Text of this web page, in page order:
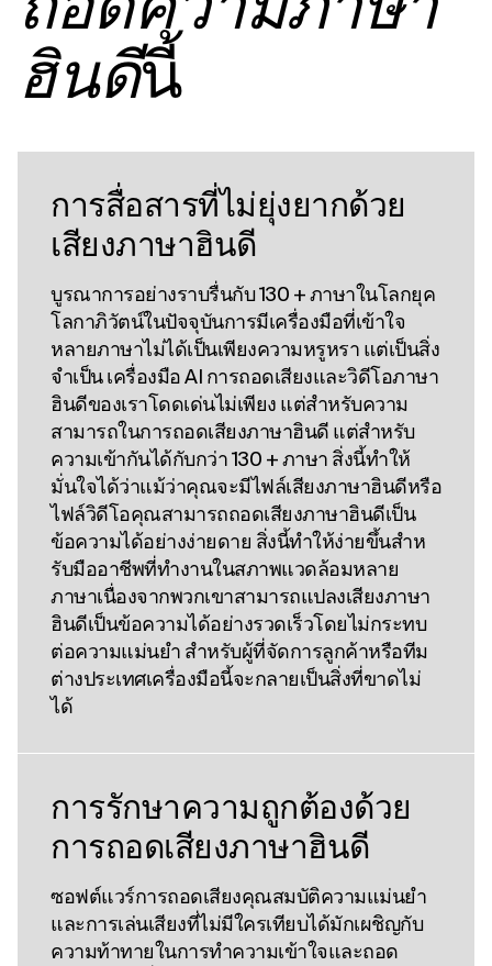
ฮินดีนี้
การสื่อสารที่ไม่ยุ่งยากด้วย
เสียงภาษาฮินดี
บูรณาการอย่างราบรื่นกับ 130 + ภาษาในโลกยุค
โลกาภิวัตน์ในปัจจุบันการมีเครื่องมือที่เข้าใจ
หลายภาษาไม่ได้เป็นเพียงความหรูหรา แต่เป็นสิ่ง
จําเป็น เครื่องมือ AI การถอดเสียงและวิดีโอภาษา
ฮินดีของเราโดดเด่นไม่เพียง แต่สําหรับความ
สามารถในการถอดเสียงภาษาฮินดี แต่สําหรับ
ความเข้ากันได้กับกว่า 130 + ภาษา สิ่งนี้ทําให้
มั่นใจได้ว่าแม้ว่าคุณจะมีไฟล์เสียงภาษาฮินดีหรือ
ไฟล์วิดีโอคุณสามารถถอดเสียงภาษาฮินดีเป็น
ข้อความได้อย่างง่ายดาย สิ่งนี้ทําให้ง่ายขึ้นสําห
รับมืออาชีพที่ทํางานในสภาพแวดล้อมหลาย
ภาษาเนื่องจากพวกเขาสามารถแปลงเสียงภาษา
ฮินดีเป็นข้อความได้อย่างรวดเร็วโดยไม่กระทบ
ต่อความแม่นยํา สําหรับผู้ที่จัดการลูกค้าหรือทีม
ต่างประเทศเครื่องมือนี้จะกลายเป็นสิ่งที่ขาดไม่
ได้
การรักษาความถูกต้องด้วย
การถอดเสียงภาษาฮินดี
ซอฟต์แวร์การถอดเสียงคุณสมบัติความแม่นยํา
และการเล่นเสียงที่ไม่มีใครเทียบได้มักเผชิญกับ
ความท้าทายในการทําความเข้าใจและถอด